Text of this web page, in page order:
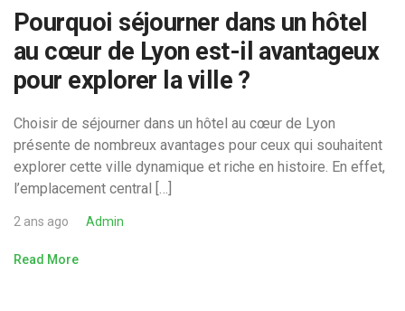
Pourquoi séjourner dans un hôtel
au cœur de Lyon est-il avantageux
pour explorer la ville ?
Choisir de séjourner dans un hôtel au cœur de Lyon
présente de nombreux avantages pour ceux qui souhaitent
explorer cette ville dynamique et riche en histoire. En effet,
l’emplacement central […]
2 ans ago Admin
Read More